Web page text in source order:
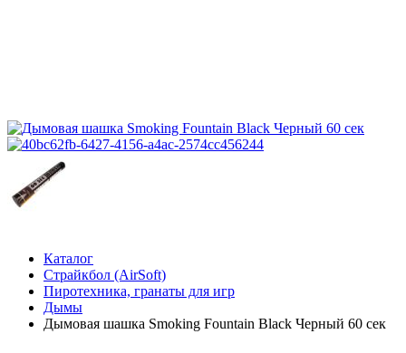
Каталог
Страйкбол (AirSoft)
Пиротехника, гранаты для игр
Дымы
Дымовая шашка Smoking Fountain Black Черный 60 сек